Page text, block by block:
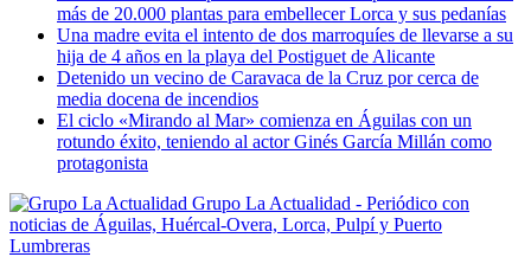
más de 20.000 plantas para embellecer Lorca y sus pedanías
Una madre evita el intento de dos marroquíes de llevarse a su
hija de 4 años en la playa del Postiguet de Alicante
Detenido un vecino de Caravaca de la Cruz por cerca de
media docena de incendios
El ciclo «Mirando al Mar» comienza en Águilas con un
rotundo éxito, teniendo al actor Ginés García Millán como
protagonista
Grupo La Actualidad - Periódico con
noticias de Águilas, Huércal-Overa, Lorca, Pulpí y Puerto
Lumbreras